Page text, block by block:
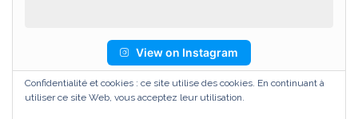
View on Instagram
Confidentialité et cookies : ce site utilise des cookies. En continuant à
utiliser ce site Web, vous acceptez leur utilisation.